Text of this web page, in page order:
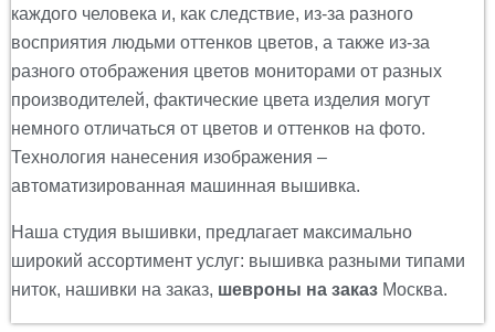
каждого человека и, как следствие, из-за разного
восприятия людьми оттенков цветов, а также из-за
разного отображения цветов мониторами от разных
производителей, фактические цвета изделия могут
немного отличаться от цветов и оттенков на фото.
Технология нанесения изображения –
автоматизированная машинная вышивка.
Наша студия вышивки, предлагает максимально
широкий ассортимент услуг: вышивка разными типами
ниток, нашивки на заказ, шевроны на заказ Москва.